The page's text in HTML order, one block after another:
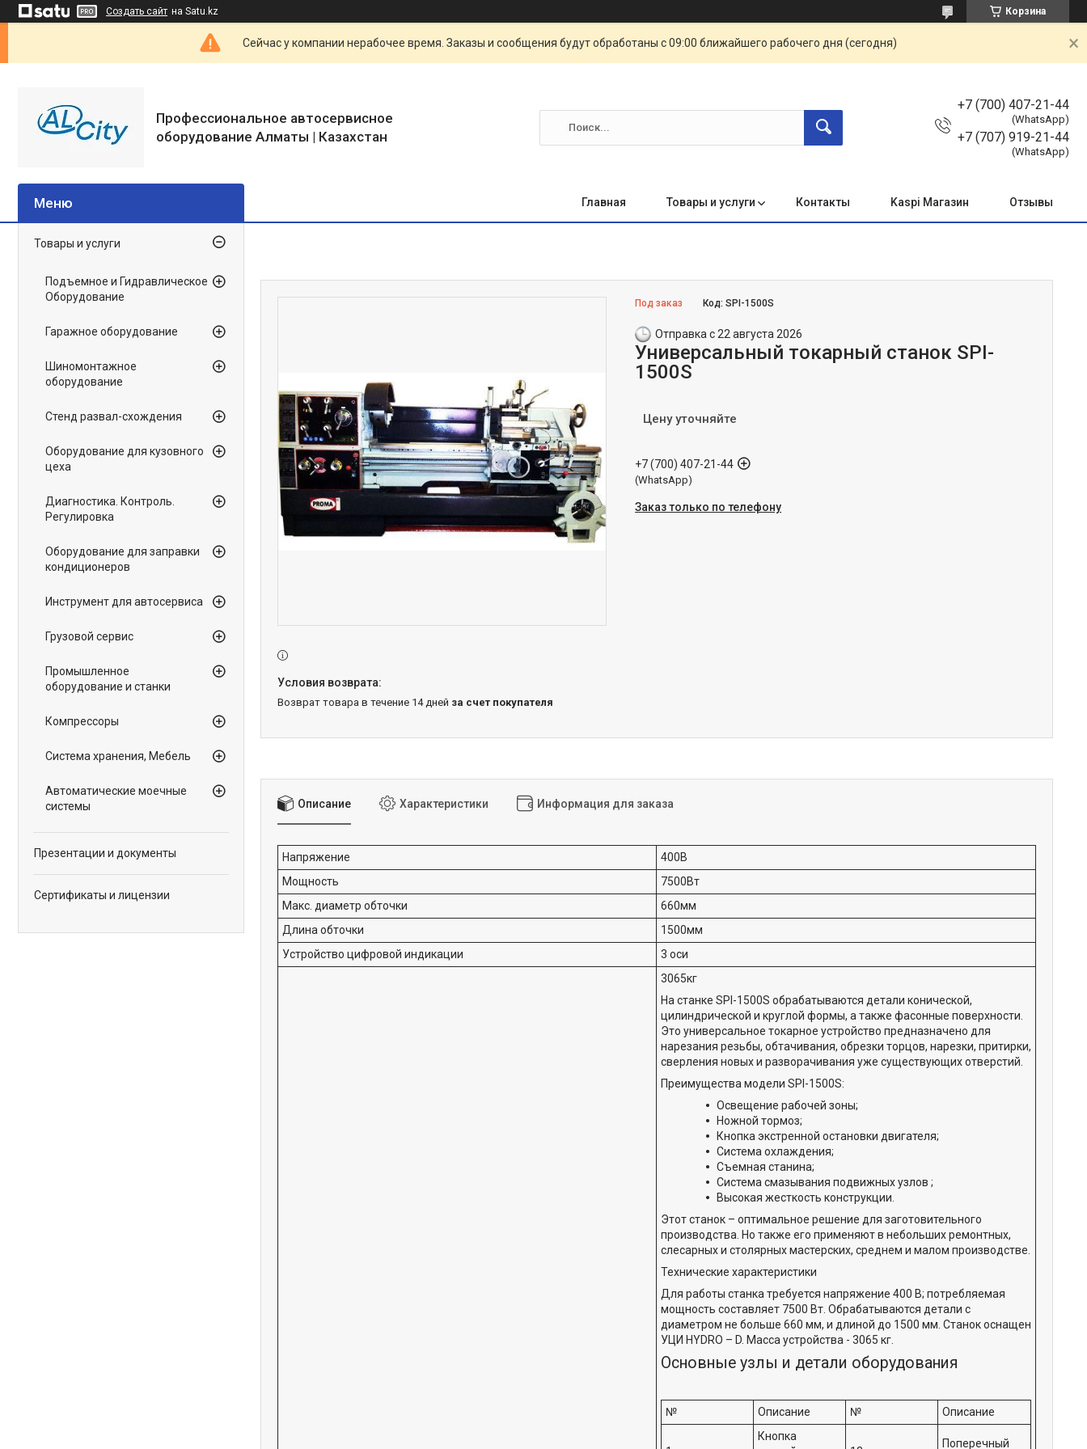
Создать сайт на Satu.kz Корзина
Сейчас у компании нерабочее время. Заказы и сообщения будут обработаны с 09:00 ближайшего рабочего дня (сегодня)
Профессиональное автосервисное
оборудование Алматы | Казахстан
+7 (700) 407-21-44
(WhatsApp)
+7 (707) 919-21-44
(WhatsApp)
Главная Товары и услуги Контакты Kaspi Магазин Отзывы
Под заказ Код:SPI-1500S
Отправка с 22 августа 2026
Универсальный токарный станок SPI-
1500S
Цену уточняйте
+7 (700) 407-21-44
(WhatsApp)
Заказ только по телефону
возврат товара в течение 14 дней за счет покупателя
Описание Характеристики Информация для заказа
Напряжение
400В
Мощность
7500Вт
Макс. диаметр обточки
660мм
Длина обточки
1500мм
Устройство цифровой индикации
3 оси
3065кг
На станке SPI-1500S обрабатываются детали конической,
цилиндрической и круглой формы, а также фасонные поверхности.
Это универсальное токарное устройство предназначено для
нарезания резьбы, обтачивания, обрезки торцов, нарезки, притирки,
сверления новых и разворачивания уже существующих отверстий.
Преимущества модели SPI-1500S:
Освещение рабочей зоны;
Ножной тормоз;
Кнопка экстренной остановки двигателя;
Система охлаждения;
Съемная станина;
Система смазывания подвижных узлов ;
Высокая жесткость конструкции.
Этот станок – оптимальное решение для заготовительного
производства. Но также его применяют в небольших ремонтных,
слесарных и столярных мастерских, среднем и малом производстве.
Технические характеристики
Для работы станка требуется напряжение 400 В; потребляемая
мощность составляет 7500 Вт. Обрабатываются детали с
диаметром не больше 660 мм, и длиной до 1500 мм. Станок оснащен
УЦИ HYDRO – D. Масса устройства - 3065 кг.
Основные узлы и детали оборудования
№ Описание № Описание
Кнопка
Поперечный
Товары и услуги
Подъемное и Гидравлическое
Оборудование
Гаражное оборудование
Шиномонтажное
оборудование
Стенд развал-схождения
Оборудование для кузовного
цеха
Диагностика. Контроль.
Регулировка
Оборудование для заправки
кондиционеров
Инструмент для автосервиса
Грузовой сервис
Промышленное
оборудование и станки
Компрессоры
Система хранения, Мебель
Автоматические моечные
системы
Презентации и документы
Сертификаты и лицензии